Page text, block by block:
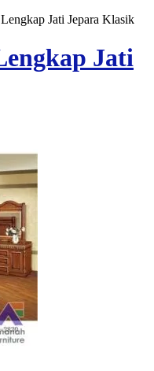
Jati Jepara Klasik
Jati